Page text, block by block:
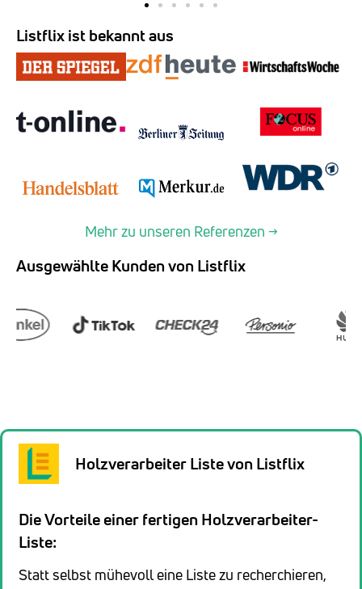
Listflix ist bekannt aus
Mehr zu unseren Referenzen →
Ausgewählte Kunden von Listflix
Holzverarbeiter Liste von Listflix
Die Vorteile einer fertigen Holzverarbeiter-
Liste:
Statt selbst mühevoll eine Liste zu recherchieren,